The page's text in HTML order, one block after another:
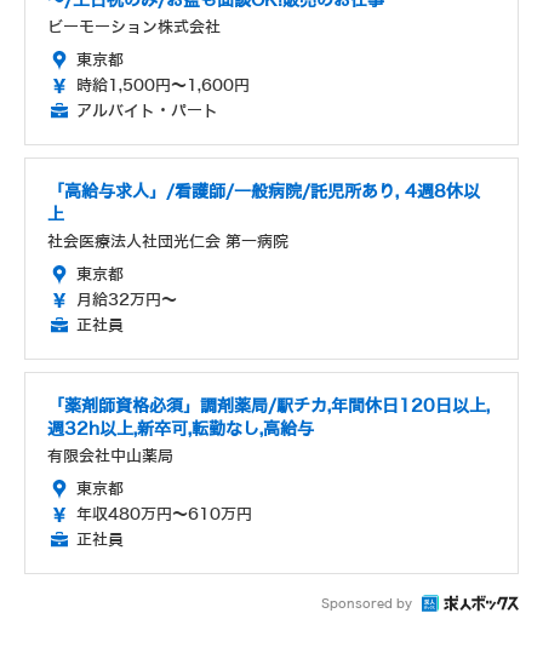
ビーモーション株式会社
東京都
時給1,500円～1,600円
アルバイト・パート
「高給与求人」/看護師/一般病院/託児所あり, 4週8休以
上
社会医療法人社団光仁会 第一病院
東京都
月給32万円～
正社員
「薬剤師資格必須」調剤薬局/駅チカ,年間休日120日以上,
週32h以上,新卒可,転勤なし,高給与
有限会社中山薬局
東京都
年収480万円～610万円
正社員
Sponsored by